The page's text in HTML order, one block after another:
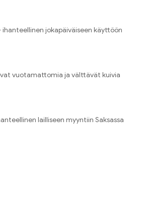
jokapäiväiseen käyttöön
vuotamattomia ja välttävät kuivia
lailliseen myyntiin Saksassa